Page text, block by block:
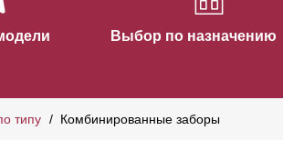
Выбор по назначению
типу Комбинированные заборы